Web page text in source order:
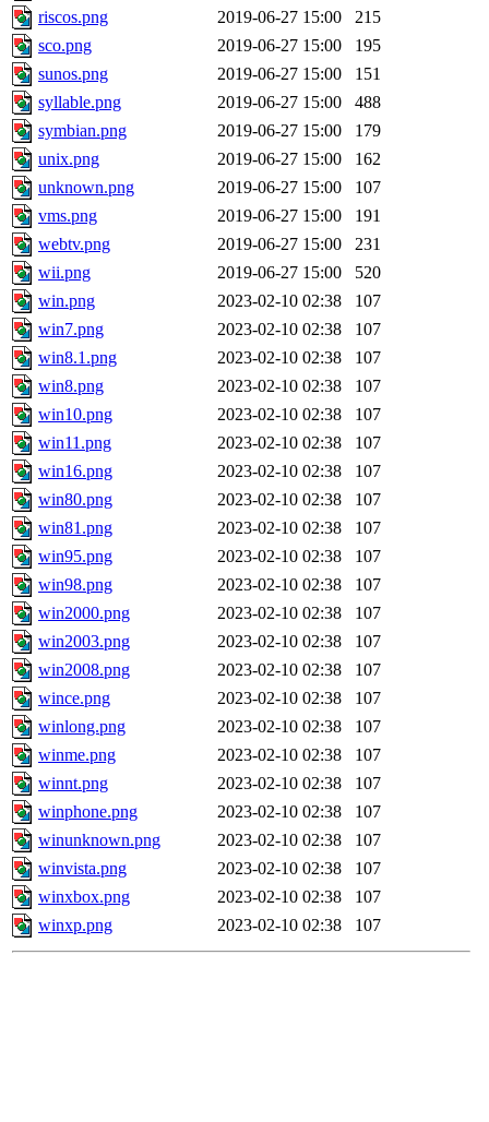
riscos.png
2019-06-27 15:00
215
sco.png
2019-06-27 15:00
195
sunos.png
2019-06-27 15:00
151
syllable.png
2019-06-27 15:00
488
symbian.png
2019-06-27 15:00
179
unix.png
2019-06-27 15:00
162
unknown.png
2019-06-27 15:00
107
vms.png
2019-06-27 15:00
191
webtv.png
2019-06-27 15:00
231
wii.png
2019-06-27 15:00
520
win.png
2023-02-10 02:38
107
win7.png
2023-02-10 02:38
107
win8.1.png
2023-02-10 02:38
107
win8.png
2023-02-10 02:38
107
win10.png
2023-02-10 02:38
107
win11.png
2023-02-10 02:38
107
win16.png
2023-02-10 02:38
107
win80.png
2023-02-10 02:38
107
win81.png
2023-02-10 02:38
107
win95.png
2023-02-10 02:38
107
win98.png
2023-02-10 02:38
107
win2000.png
2023-02-10 02:38
107
win2003.png
2023-02-10 02:38
107
win2008.png
2023-02-10 02:38
107
wince.png
2023-02-10 02:38
107
winlong.png
2023-02-10 02:38
107
winme.png
2023-02-10 02:38
107
winnt.png
2023-02-10 02:38
107
winphone.png
2023-02-10 02:38
107
winunknown.png
2023-02-10 02:38
107
winvista.png
2023-02-10 02:38
107
winxbox.png
2023-02-10 02:38
107
winxp.png
2023-02-10 02:38 107